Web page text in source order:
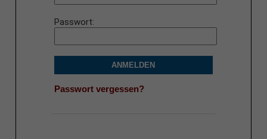
Passwort
ANMELDEN
Passwort vergessen?